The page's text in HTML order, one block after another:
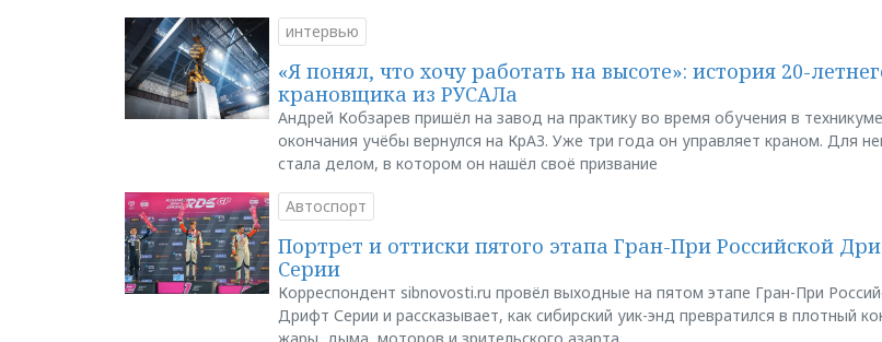
интервью
«Я понял, что хочу работать на высоте»: история 20-
крановщика из РУСАЛа
Андрей Кобзарев пришёл на завод на практику во время обучения в
окончания учёбы вернулся на КрАЗ. Уже три года он управляет краном. Для
стала делом, в котором он нашёл своё призвание
Автоспорт
Портрет и оттиски пятого этапа Гран-При Российской
Серии
Корреспондент sibnovosti.ru провёл выходные на пятом этапе Гран-При
Дрифт Серии и рассказывает, как сибирский уик-энд превратился в плотный
жары, дыма, моторов и зрительского азарта